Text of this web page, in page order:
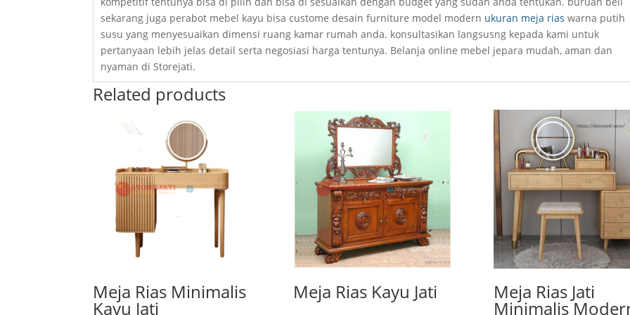
sekarang juga perabot mebel kayu bisa custome desain furniture model modern ukuran meja rias warna putih
susu yang menyesuaikan dimensi ruang kamar rumah anda. konsultasikan langsusng kepada kami untuk
pertanyaan lebih jelas detail serta negosiasi harga tentunya. Belanja online mebel jepara mudah, aman dan
nyaman di Storejati.
Related products
Meja Rias Minimalis
Kayu Jati
Meja Rias Kayu Jati Meja Rias Jati
Minimalis